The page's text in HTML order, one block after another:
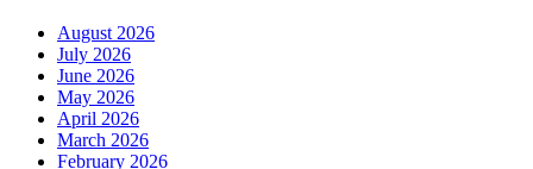
August 2026
July 2026
June 2026
May 2026
April 2026
March 2026
February 2026